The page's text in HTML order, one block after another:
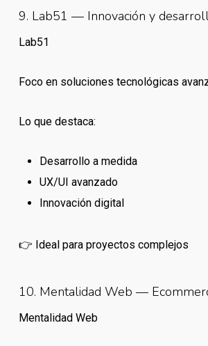
9. Lab51 — Innovación y
Lab51
Foco en soluciones tecnológicas
Lo que destaca:
Desarrollo a medida
UX/UI avanzado
Innovación digital
👉 Ideal para proyectos complejos
10. Mentalidad Web —
Mentalidad Web